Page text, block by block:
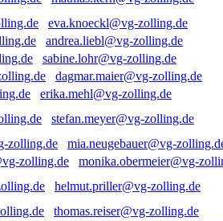
eva.knoeckl@vg-zolling.de
andrea.liebl@vg-zolling.de
sabine.lohr@vg-zolling.de
dagmar.maier@vg-zolling.de
erika.mehl@vg-zolling.de
stefan.meyer@vg-zolling.de
mia.neugebauer@vg-
monika.obermeier@vg-
helmut.priller@vg-zolling.de
thomas.reiser@vg-zolling.de